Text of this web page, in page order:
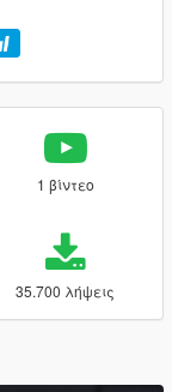
1 βίντεο
35.700 λήψεις